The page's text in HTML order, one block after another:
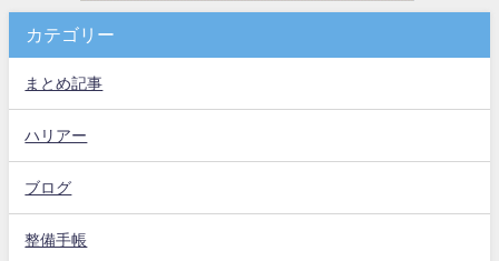
カテゴリー
まとめ記事
ハリアー
ブログ
整備手帳